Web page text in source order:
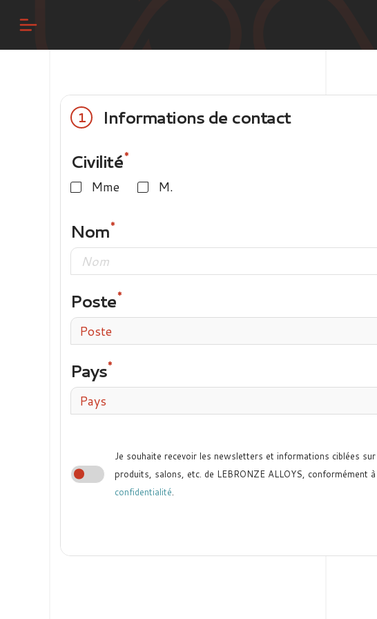
1
Informations de contact
Civilité
Mme M.
Nom
Poste
Poste
Pays
Pays
Je souhaite recevoir les newsletters et informations ciblées sur
produits, salons, etc. de LEBRONZE ALLOYS, conformément à
confidentialité.